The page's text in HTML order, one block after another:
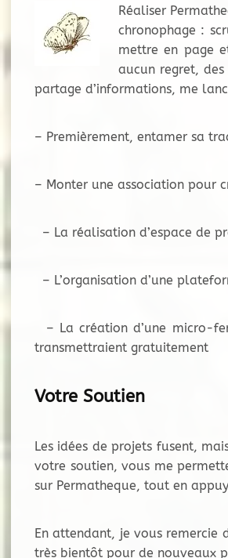
Réaliser
chronophage :
mettre en page
aucun regret,
partage d’informations, me
– Premièrement, entamer sa
– Monter une association pour
– La réalisation d’espace de
– L’organisation d’une
– La création d’une micro-
transmettraient gratuitement
Votre Soutien
Les idées de projets fusent,
votre soutien, vous me
sur Permatheque, tout en
En attendant, je vous remercie
très bientôt pour de nouveaux